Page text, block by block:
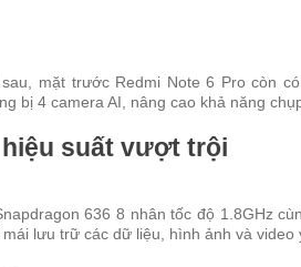
mặt trước Redmi Note 6 Pro còn
bị 4 camera AI, nâng cao khả năng
suất vượt trội
636 8 nhân tốc độ 1.8GHz
lưu trữ các dữ liệu, hình ảnh và